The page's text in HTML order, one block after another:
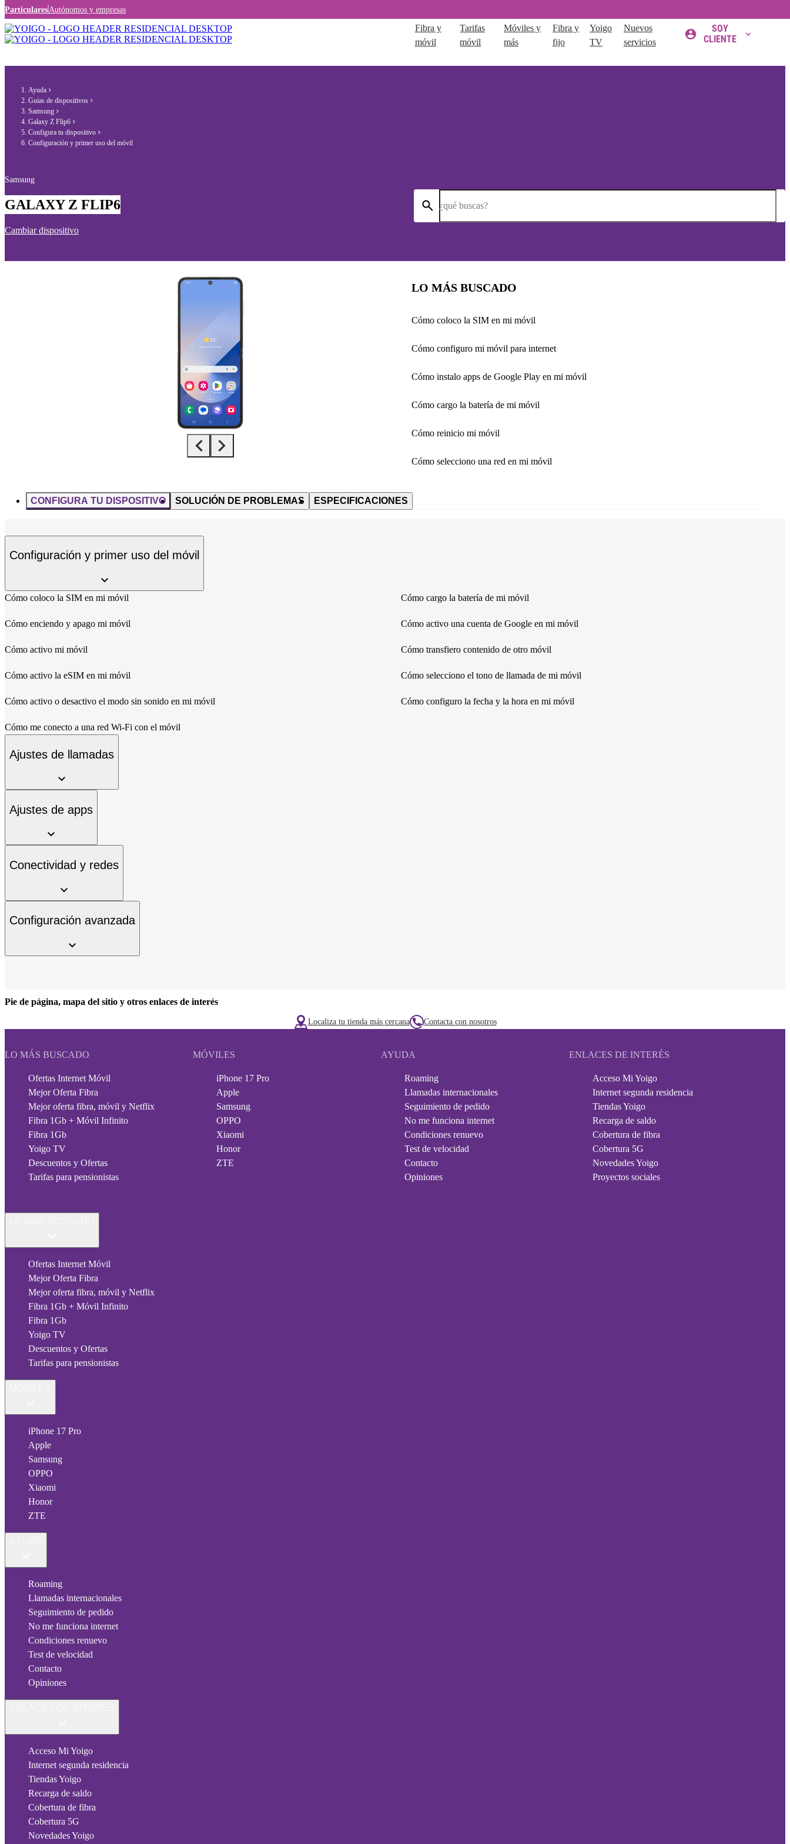
Particulares Autónomos y empresas
Fibra y
móvil
Tarifas
móvil
Móviles y
más
Fibra y
fijo
Yoigo
TV
Nuevos
servicios
SOY
CLIENTE
Ayuda
Guías de dispositivos
Samsung
Galaxy Z Flip6
Configura tu dispositivo
Configuración y primer uso del móvil
Samsung
GALAXY Z FLIP6
Cambiar dispositivo
¿qué buscas?
LO MÁS BUSCADO
Cómo coloco la SIM en mi móvil
Cómo configuro mi móvil para internet
Cómo instalo apps de Google Play en mi móvil
Cómo cargo la batería de mi móvil
Cómo reinicio mi móvil
Cómo selecciono una red en mi móvil
CONFIGURA TU DISPOSITIVO SOLUCIÓN DE PROBLEMAS ESPECIFICACIONES
Configuración y primer uso del móvil
Cómo coloco la SIM en mi móvil Cómo cargo la batería de mi móvil
Cómo enciendo y apago mi móvil Cómo activo una cuenta de Google en mi móvil
Cómo activo mi móvil Cómo transfiero contenido de otro móvil
Cómo activo la eSIM en mi móvil Cómo selecciono el tono de llamada de mi móvil
Cómo activo o desactivo el modo sin sonido en mi móvil Cómo configuro la fecha y la hora en mi móvil
Cómo me conecto a una red Wi-Fi con el móvil
Ajustes de llamadas
Ajustes de apps
Conectividad y redes
Configuración avanzada
Pie de página, mapa del sitio y otros enlaces de interés
Localiza tu tienda más cercana Contacta con nosotros
LO MÁS BUSCADO
Ofertas Internet Móvil
Mejor Oferta Fibra
Mejor oferta fibra, móvil y Netflix
Fibra 1Gb + Móvil Infinito
Fibra 1Gb
Yoigo TV
Descuentos y Ofertas
Tarifas para pensionistas
MÓVILES
iPhone 17 Pro
Apple
Samsung
OPPO
Xiaomi
Honor
ZTE
AYUDA
Roaming
Llamadas internacionales
Seguimiento de pedido
No me funciona internet
Condiciones renuevo
Test de velocidad
Contacto
Opiniones
ENLACES DE INTERÉS
Acceso Mi Yoigo
Internet segunda residencia
Tiendas Yoigo
Recarga de saldo
Cobertura de fibra
Cobertura 5G
Novedades Yoigo
Proyectos sociales
Ofertas Internet Móvil
Mejor Oferta Fibra
Mejor oferta fibra, móvil y Netflix
Fibra 1Gb + Móvil Infinito
Fibra 1Gb
Yoigo TV
Descuentos y Ofertas
Tarifas para pensionistas
iPhone 17 Pro
Apple
Samsung
OPPO
Xiaomi
Honor
ZTE
Roaming
Llamadas internacionales
Seguimiento de pedido
No me funciona internet
Condiciones renuevo
Test de velocidad
Contacto
Opiniones
Acceso Mi Yoigo
Internet segunda residencia
Tiendas Yoigo
Recarga de saldo
Cobertura de fibra
Cobertura 5G
Novedades Yoigo